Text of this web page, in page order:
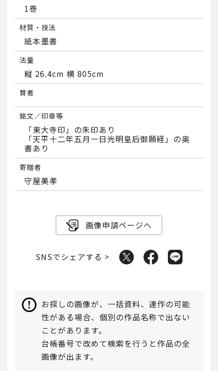
1巻
材質・技法
紙本墨書
法量
縦 26.4cm 横 805cm
賛者
銘文／印章等
「東大寺印」の朱印あり
「天平十二年五月一日光明皇后御願経」の奥
書あり
寄贈者
守屋美孝
画像申請ページへ
SNSでシェアする >
お探しの画像が、一括資料、連作の可能
性がある場合、個別の作品名称で出ない
ことがあります。
台帳番号で改めて検索を行うと作品の全
画像が出ます。